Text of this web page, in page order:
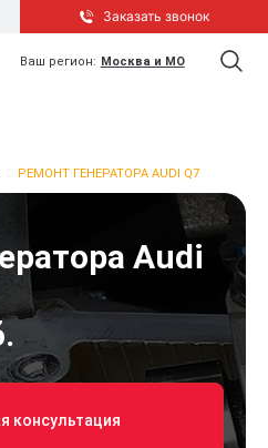
Заказать звонок
Ваш регион: Москва и МО
РЕМОНТ ГЕНЕРАТОРА AUDI Q7
Audi
консультация